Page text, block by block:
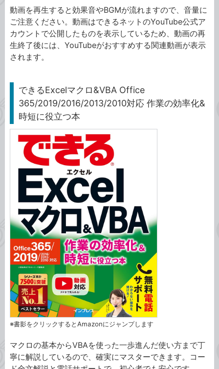
動画を再生すると効果音やBGMが流れますので、音量に
ご注意ください。動画はできるネットのYouTube公式ア
カウントで公開したものを表示しているため、動画の再
生終了後には、YouTubeがおすすめする関連動画が表示
されます。
できるExcelマクロ&VBA Office
365/2019/2016/2013/2010対応 作業の効率化&
時短に役立つ本
※書影をクリックするとAmazonにジャンプします
マクロの基本からVBAを使った一歩進んだ使い方まで丁
寧に解説しているので、確実にマスターできます。コー